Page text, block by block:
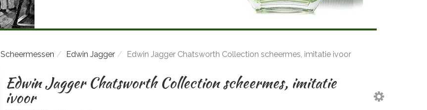
Scheermessen Edwin Jagger Edwin Jagger Chatsworth Collection scheermes, imitatie ivoor
Edwin Jagger Chatsworth Collection scheermes, imitatie
ivoor